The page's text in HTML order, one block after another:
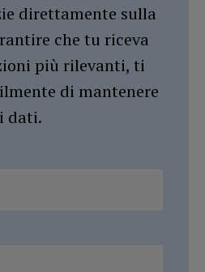
direttamente sulla
che tu riceva
più rilevanti, ti
di mantenere
dati.